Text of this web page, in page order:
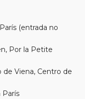
(entrada no
Por la Petite
de Viena, Centro de
París